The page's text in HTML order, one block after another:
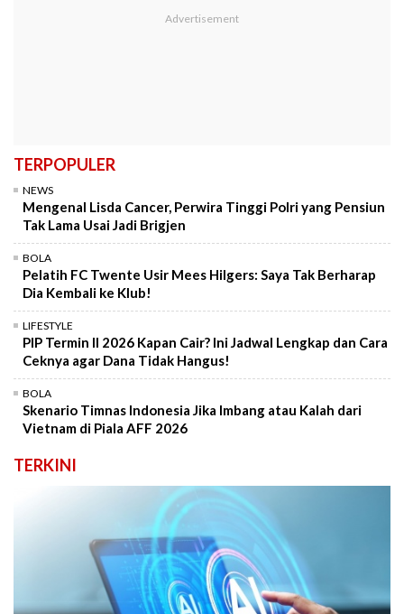
TERPOPULER
NEWS
Mengenal Lisda Cancer, Perwira Tinggi Polri yang Pensiun
Tak Lama Usai Jadi Brigjen
BOLA
Pelatih FC Twente Usir Mees Hilgers: Saya Tak Berharap
Dia Kembali ke Klub!
LIFESTYLE
PIP Termin II 2026 Kapan Cair? Ini Jadwal Lengkap dan Cara
Ceknya agar Dana Tidak Hangus!
BOLA
Skenario Timnas Indonesia Jika Imbang atau Kalah dari
Vietnam di Piala AFF 2026
TERKINI